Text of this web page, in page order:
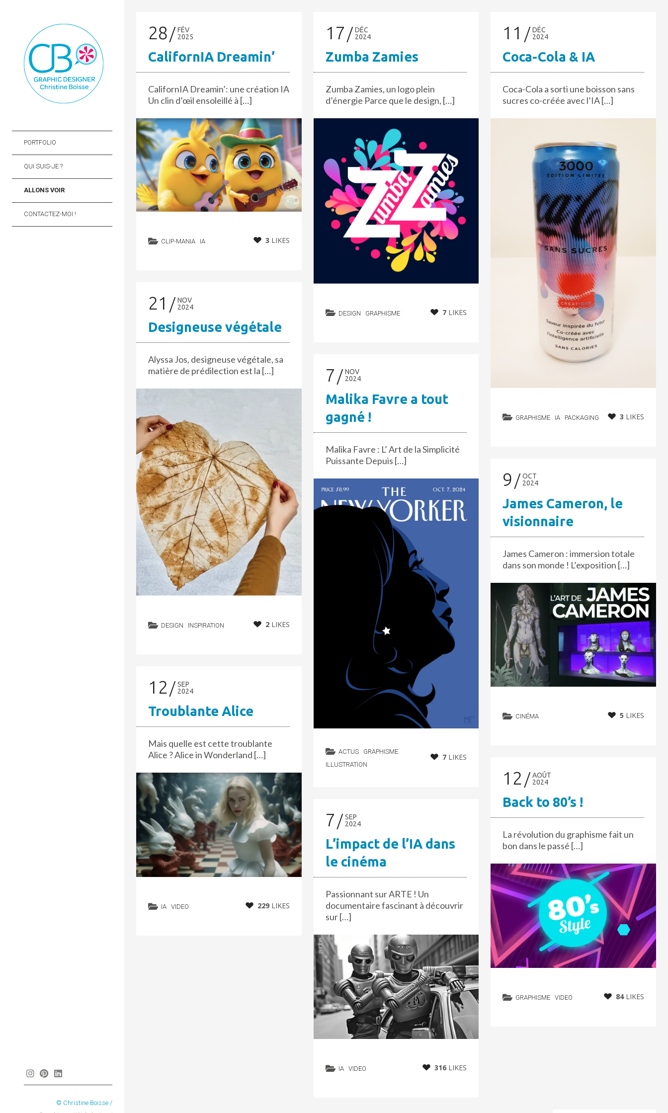
PORTFOLIO
QUI SUIS-JE ?
ALLONS VOIR
CONTACTEZ-MOI !
Instagram
Pinterest
© Christine Boisse /
28
FÉV
2025
CalifornIA Dreamin’
CalifornIA Dreamin’: une création IA
Un clin d’œil ensoleillé à […]
CLIP-MANIA IA 3 LIKES
21
NOV
2024
Designeuse végétale
Alyssa Jos, designeuse végétale, sa
matière de prédilection est la […]
DESIGN INSPIRATION 2LIKES
12
SEP
2024
Troublante Alice
Mais quelle est cette troublante
Alice ? Alice in Wonderland […]
IA VIDEO 229LIKES
17
DÉC
2024
Zumba Zamies
Zumba Zamies, un logo plein
d’énergie Parce que le design, […]
DESIGN GRAPHISME 7 LIKES
7
NOV
2024
Malika Favre a tout
gagné !
Malika Favre : L’ Art de la Simplicité
Puissante Depuis […]
ACTUS
GRAPHISME
ILLUSTRATION
7 LIKES
7
SEP
2024
L’impact de l’IA dans
le cinéma
Passionnant sur ARTE ! Un
documentaire fascinant à découvrir
sur […]
IA VIDEO 316 LIKES
11
DÉC
2024
Coca-Cola & IA
Coca-Cola a sorti une boisson sans
sucres co-créée avec l’IA […]
GRAPHISME IA PACKAGING 3 LIKES
9
OCT
2024
James Cameron, le
visionnaire
James Cameron : immersion totale
dans son monde ! L’exposition […]
CINÉMA 5 LIKES
12
AOÛT
2024
Back to 80’s !
La révolution du graphisme fait un
bon dans le passé […]
GRAPHISME VIDEO 84LIKES